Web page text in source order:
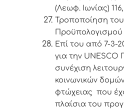
(Λεωφ. Ιωνίας)
Τροποποίηση του
Προϋπολογισμού
Επί του από 7-3-
για την UNESCO
συνέχιση
κοινωνικών
φτώχειας που
πλαίσια του